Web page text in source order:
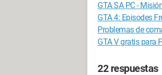
GTA SA PC -
GTA 4: Episodes
Problemas de
GTA V gratis para
22 respuestas